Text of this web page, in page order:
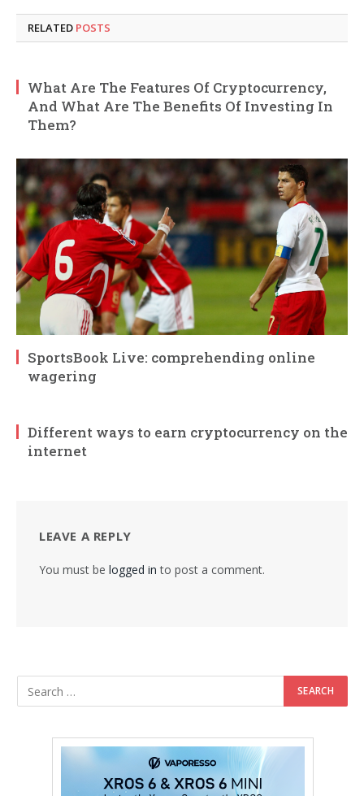
RELATED POSTS
What Are The Features Of Cryptocurrency,
And What Are The Benefits Of Investing In
Them?
SportsBook Live: comprehending online
wagering
Different ways to earn cryptocurrency on the
internet
LEAVE A REPLY
You must be logged in to post a comment.